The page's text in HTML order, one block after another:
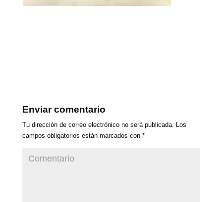
Enviar comentario
Tu dirección de correo electrónico no será publicada. Los
campos obligatorios están marcados con *